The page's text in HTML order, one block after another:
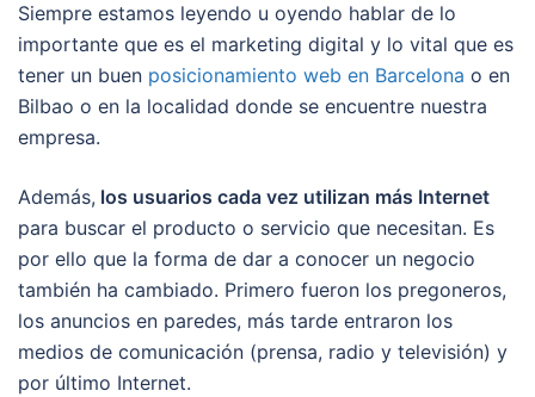
Siempre estamos leyendo u oyendo hablar de lo
importante que es el marketing digital y lo vital que es
tener un buen posicionamiento web en Barcelona o en
Bilbao o en la localidad donde se encuentre nuestra
empresa.
Además, los usuarios cada vez utilizan más Internet
para buscar el producto o servicio que necesitan. Es
por ello que la forma de dar a conocer un negocio
también ha cambiado. Primero fueron los pregoneros,
los anuncios en paredes, más tarde entraron los
medios de comunicación (prensa, radio y televisión) y
por último Internet.